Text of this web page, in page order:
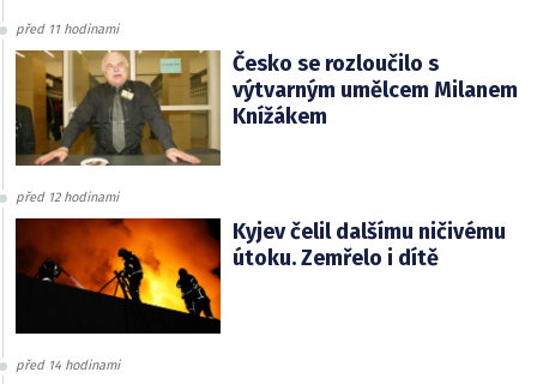
před 11 hodinami
Česko se rozloučilo s
výtvarným umělcem Milanem
Knížákem
před 12 hodinami
Kyjev čelil dalšímu ničivému
útoku. Zemřelo i dítě
před 14 hodinami